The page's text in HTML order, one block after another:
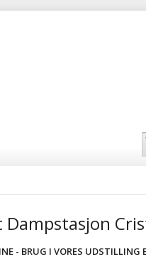
Dampstasjon
- BRUG I VORES UDSTILLING